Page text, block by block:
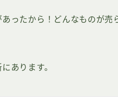
ったから！どんなものが売
あります。